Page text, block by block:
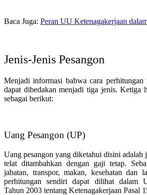
Baca Juga: Peran UU Ketenagakerjaan
Jenis-Jenis Pesangon
Menjadi informasi bahwa cara perhitungan
dapat dibedakan menjadi tiga jenis. Ketiga
sebagai berikut:
Uang Pesangon (UP)
Uang pesangon yang diketahui disini
telat ditambahkan dengan gaji tetap.
jabatan, transpor, makan, kesehatan dan
perhitungan sendiri dapat dilihat dalam
Tahun 2003 tentang Ketenagakerjaan Pasal